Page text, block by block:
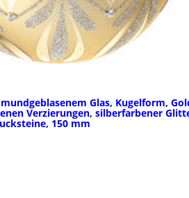
Glas, Kugelform,
Verzierungen, silberfarbener
150 mm